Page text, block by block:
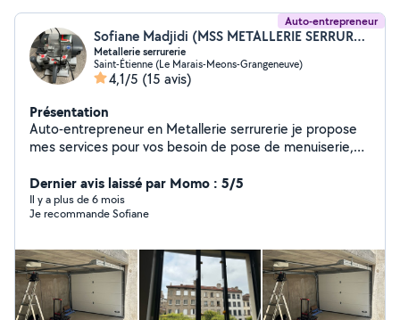
Auto-entrepreneur
Sofiane Madjidi (MSS METALLERIE SERRURERIE SERVICES)
Metallerie serrurerie
Saint-Étienne (Le Marais-Meons-Grangeneuve)
4,1/5 (15 avis)
Présentation
Auto-entrepreneur en Metallerie serrurerie je propose
mes services pour vos besoin de pose de menuiserie,
escaliers et d'autres prestations concernant le métier
ainsi que les dépannage et urgences de types
(ouverture de porte) disponible 24h/24 7j sur 7 n'hésitez
Dernier avis laissé par Momo : 5/5
Il y a plus de 6 mois
Je recommande Sofiane